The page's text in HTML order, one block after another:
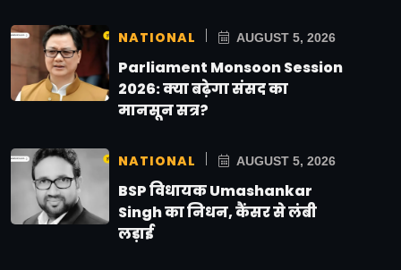
NATIONAL AUGUST 5, 2026
Parliament Monsoon Session
2026: क्या बढ़ेगा संसद का
मानसून सत्र?
NATIONAL AUGUST 5, 2026
BSP विधायक Umashankar
Singh का निधन, कैंसर से लंबी
लड़ाई